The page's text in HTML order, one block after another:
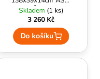
Černý
Skladem (1 ks)
3 260 Kč
Do košíku